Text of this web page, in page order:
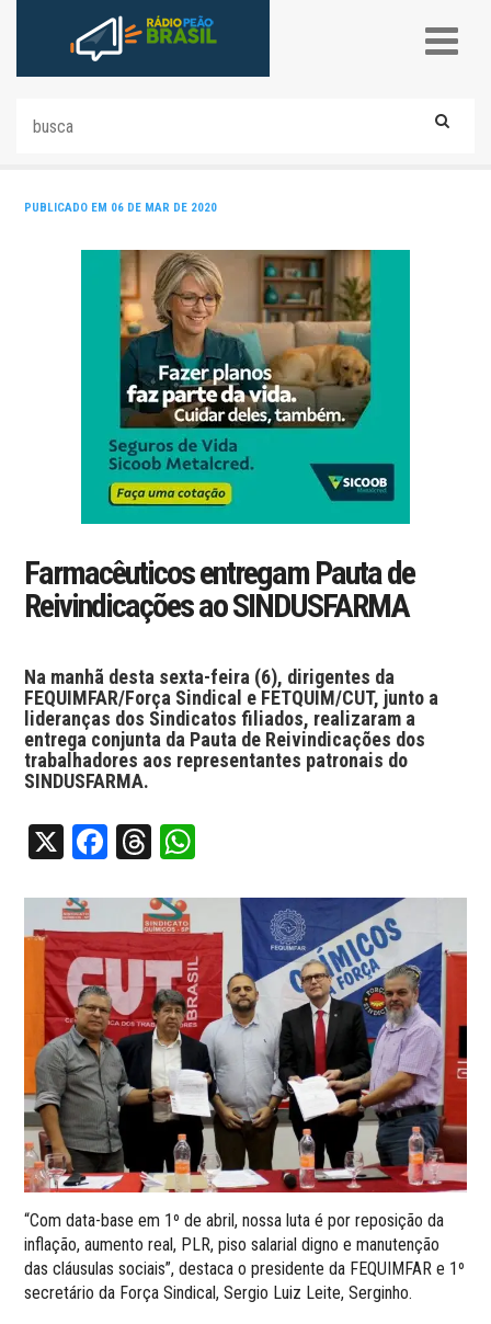
PUBLICADO EM 06 DE MAR DE 2020
Farmacêuticos entregam Pauta de
Reivindicações ao SINDUSFARMA
Na manhã desta sexta-feira (6), dirigentes da
FEQUIMFAR/Força Sindical e FETQUIM/CUT, junto a
lideranças dos Sindicatos filiados, realizaram a
entrega conjunta da Pauta de Reivindicações dos
trabalhadores aos representantes patronais do
SINDUSFARMA.
X Facebook
Threads
“Com data-base em 1º de abril, nossa luta é por reposição da
inflação, aumento real, PLR, piso salarial digno e manutenção
das cláusulas sociais”, destaca o presidente da FEQUIMFAR e 1º
secretário da Força Sindical, Sergio Luiz Leite, Serginho.